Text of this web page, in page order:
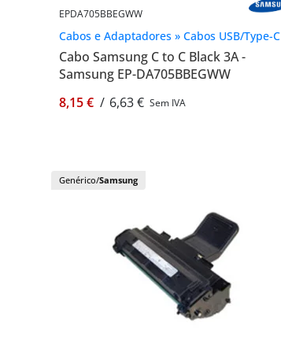
EPDA705BBEGWW
Cabos e Adaptadores » Cabos USB/Type-C
Cabo Samsung C to C Black 3A -
Samsung EP-DA705BBEGWW
8,15 € / 6,63 € Sem IVA
Genérico/Samsung